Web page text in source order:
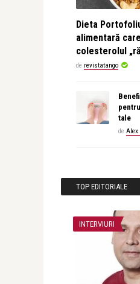
Dieta
alimentară
colesterolul
de revistatango
tale
de Alex
TOP EDITORIALE
INTERVIURI